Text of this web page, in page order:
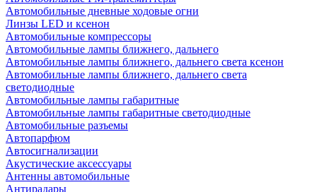
Автомобильные дневные ходовые огни
Линзы LED и ксенон
Автомобильные компрессоры
Автомобильные лампы ближнего, дальнего
Автомобильные лампы ближнего, дальнего света ксенон
Автомобильные лампы ближнего, дальнего света
светодиодные
Автомобильные лампы габаритные
Автомобильные лампы габаритные светодиодные
Автомобильные разъемы
Автопарфюм
Автосигнализации
Акустические аксессуары
Антенны автомобильные
Антирадары